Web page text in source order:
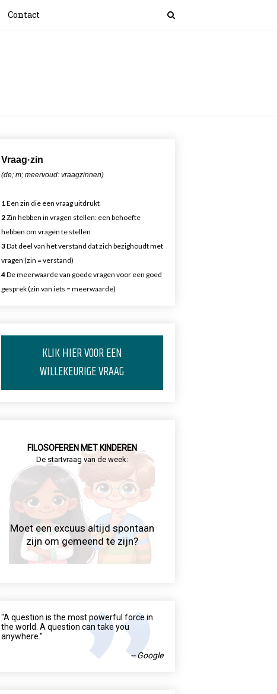
Contact
Vraag·zin
(de; m; meervoud: vraagzinnen)
1Een zin die een vraag uitdrukt
2Zin hebben in vragen stellen: een behoefte
hebben om vragen te stellen
3Dat deel van het verstand dat zich bezighoudt met
vragen (zin = verstand)
4De meerwaarde van goede vragen voor een goed
gesprek (zin van iets = meerwaarde)
KLIK HIER VOOR EEN
WILLEKEURIGE VRAAG
FILOSOFEREN MET KINDEREN
De startvraag van de week:
Moet een excuus altijd spontaan
zijn om gemeend te zijn?
"A question is the most powerful force in
the world. A question can take you
anywhere."
-- Google